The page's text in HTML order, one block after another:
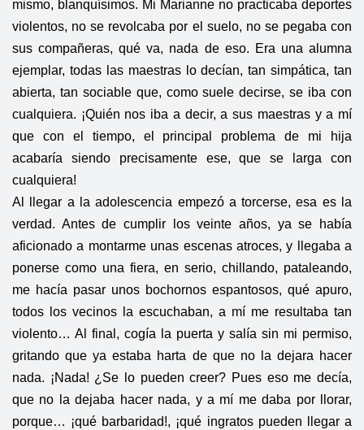
mismo, blanquísimos. Mi Marianne no practicaba deportes
violentos, no se revolcaba por el suelo, no se pegaba con
sus compañeras, qué va, nada de eso. Era una alumna
ejemplar, todas las maestras lo decían, tan simpática, tan
abierta, tan sociable que, como suele decirse, se iba con
cualquiera. ¡Quién nos iba a decir, a sus maestras y a mí
que con el tiempo, el principal problema de mi hija
acabaría siendo precisamente ese, que se larga con
cualquiera!
Al llegar a la adolescencia empezó a torcerse, esa es la
verdad. Antes de cumplir los veinte años, ya se había
aficionado a montarme unas escenas atroces, y llegaba a
ponerse como una fiera, en serio, chillando, pataleando,
me hacía pasar unos bochornos espantosos, qué apuro,
todos los vecinos la escuchaban, a mí me resultaba tan
violento… Al final, cogía la puerta y salía sin mi permiso,
gritando que ya estaba harta de que no la dejara hacer
nada. ¡Nada! ¿Se lo pueden creer? Pues eso me decía,
que no la dejaba hacer nada, y a mí me daba por llorar,
porque… ¡qué barbaridad!, ¡qué ingratos pueden llegar a